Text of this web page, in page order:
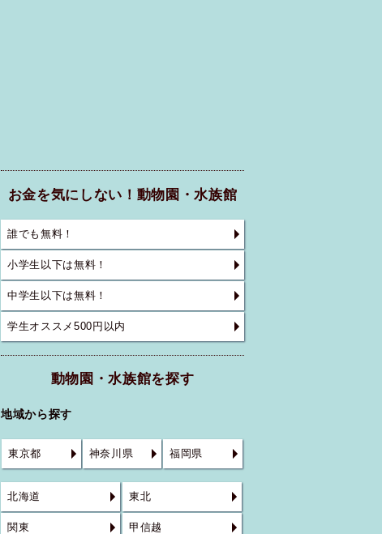
お金を気にしない！動物園・水族館
誰でも無料！
小学生以下は無料！
中学生以下は無料！
学生オススメ500円以内
動物園・水族館を探す
地域から探す
東京都 神奈川県 福岡県
北海道 東北
関東 甲信越